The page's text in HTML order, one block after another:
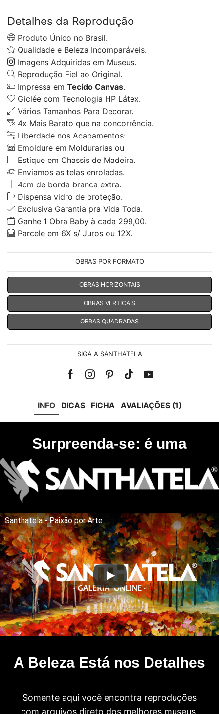
Detalhes da Reprodução
Produto Único no Brasil.
Qualidade e Beleza Incomparáveis.
Imagens Adquiridas em Museus.
Reprodução Fiel ao Original.
Impressa em Tecido Canvas.
Giclée com Tecnologia HP Látex.
Vários Tamanhos Para Decorar.
4x Mais Barato que na concorrência.
Liberdade nos Acabamentos:
Emoldure em Moldurarias ou
Estique em Chassis de Madeira.
Enviamos as telas enroladas.
4cm de borda branca extra.
Dispensa vidro de proteção.
Exclusiva Garantia pra Vida Toda.
Ganhe 1 Obra Baby à cada 299,00.
Parcele em 6X s/ Juros ou 12X.
OBRAS POR FORMATO
OBRAS HORIZONTAIS
OBRAS VERTICAIS
OBRAS QUADRADAS
SIGA A SANTHATELA
Facebook
Instagram
Pinterest
Tik-Youtube
INFO DICAS FICHA AVALIAÇÕES (1)
Surpreenda-se: é uma
Santhatela - Paixão por Arte
A Beleza Está nos Detalhes
Somente aqui você encontra reproduções
com arquivos direto dos melhores museus.